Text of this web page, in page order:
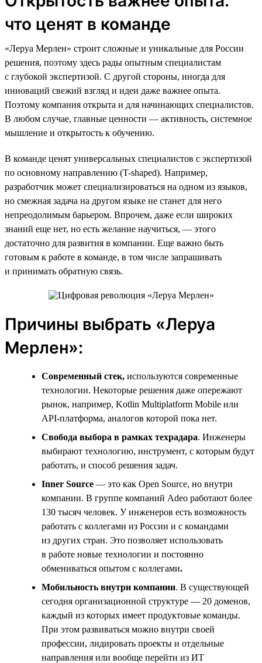
что ценят в команде
«Леруа Мерлен» строит сложные и уникальные для России
решения, поэтому здесь рады опытным специалистам
с глубокой экспертизой. С другой стороны, иногда для
инноваций свежий взгляд и идеи даже важнее опыта.
Поэтому компания открыта и для начинающих специалистов.
В любом случае, главные ценности — активность, системное
мышление и открытость к обучению.
В команде ценят универсальных специалистов с экспертизой
по основному направлению (T-shaped). Например,
разработчик может специализироваться на одном из языков,
но смежная задача на другом языке не станет для него
непреодолимым барьером. Впрочем, даже если широких
знаний еще нет, но есть желание научиться, — этого
достаточно для развития в компании. Еще важно быть
готовым к работе в команде, в том числе запрашивать
и принимать обратную связь.
Причины выбрать «Леруа
Мерлен»:
Современный стек, используются современные
технологии. Некоторые решения даже опережают
рынок, например, Kotlin Multiplatform Mobile или
API-платформа, аналогов которой пока нет.
Свобода выбора в рамках техрадара. Инженеры
выбирают технологию, инструмент, с которым будут
работать, и способ решения задач.
Inner Source — это как Open Source, но внутри
компании. В группе компаний Adeo работают более
130 тысяч человек. У инженеров есть возможность
работать с коллегами из России и с командами
из других стран. Это позволяет использовать
в работе новые технологии и постоянно
обмениваться опытом с коллегами.
Мобильность внутри компании. В существующей
сегодня организационной структуре — 20 доменов,
каждый из которых имеет продуктовые команды.
При этом развиваться можно внутри своей
профессии, лидировать проекты и отдельные
направления или вообще перейти из ИТ